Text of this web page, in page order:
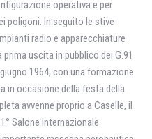
operativa e per
poligoni. In seguito le stive
radio e apparecchiature
uscita in pubblico dei G.91
1964, con una formazione
in occasione della festa della
avvenne proprio a Caselle, il
Salone Internazionale